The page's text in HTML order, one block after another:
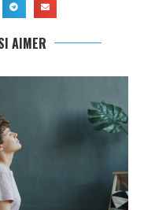
AIMER